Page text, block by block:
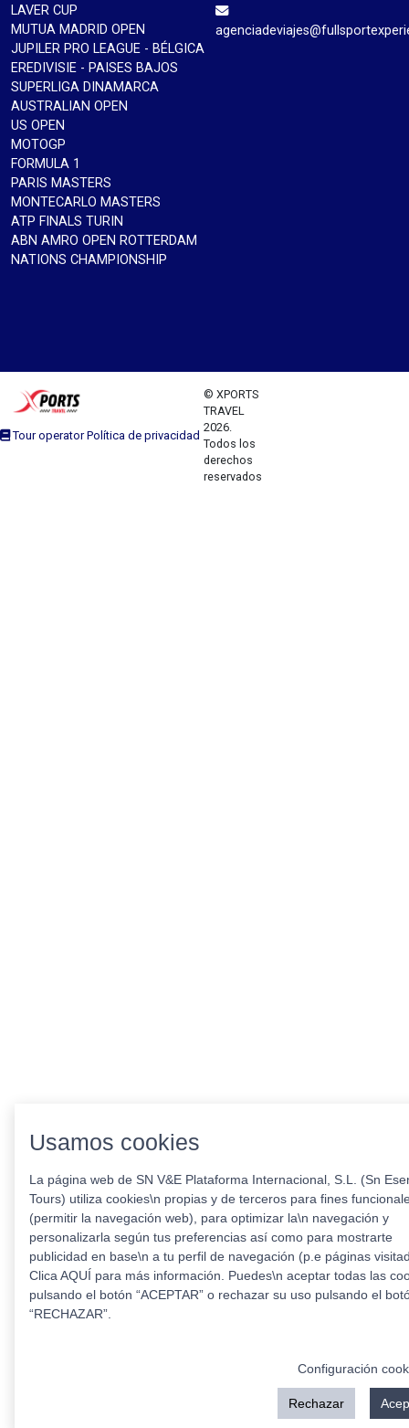
LAVER CUP
MUTUA MADRID OPEN
JUPILER PRO LEAGUE - BÉLGICA
EREDIVISIE - PAISES BAJOS
SUPERLIGA DINAMARCA
AUSTRALIAN OPEN
US OPEN
MOTOGP
FORMULA 1
PARIS MASTERS
MONTECARLO MASTERS
ATP FINALS TURIN
ABN AMRO OPEN ROTTERDAM
NATIONS CHAMPIONSHIP
Tour operator Política de privacidad
© XPORTS
TRAVEL
2026.
Todos los
derechos
reservados
Usamos cookies
La página web de SN V&E Plataforma Internacional, S.L. (Sn
Tours) utiliza cookies\n propias y de terceros para fines
(permitir la navegación web), para optimizar la\n navegación y
personalizarla según tus preferencias así como para mostrarte
publicidad en base\n a tu perfil de navegación (p.e páginas
Clica AQUÍ para más información. Puedes\n aceptar todas las
pulsando el botón “ACEPTAR” o rechazar su uso pulsando el
“RECHAZAR”.
Configuración
Rechazar